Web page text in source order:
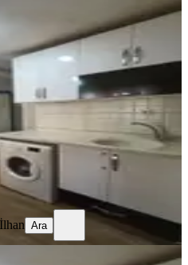
Yolu 1+1 Eşyalı Kiralık
Mahallesi
Yüksek giriş·05.08.2026
Ara